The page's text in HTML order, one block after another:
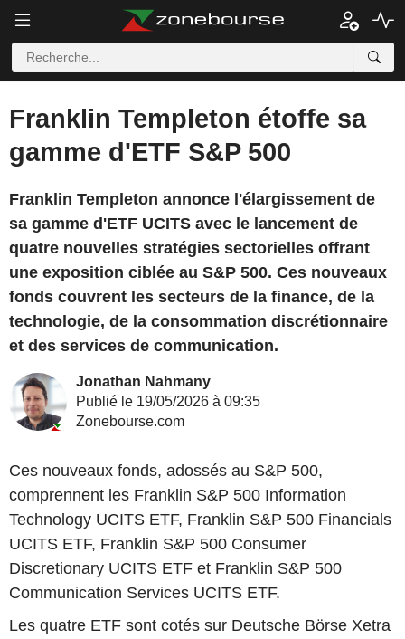
Franklin Templeton étoffe sa
gamme d'ETF S&P 500
Franklin Templeton annonce l'élargissement de
sa gamme d'ETF UCITS avec le lancement de
quatre nouvelles stratégies sectorielles offrant
une exposition ciblée au S&P 500. Ces nouveaux
fonds couvrent les secteurs de la finance, de la
technologie, de la consommation discrétionnaire
et des services de communication.
Jonathan Nahmany
Publié le 19/05/2026 à 09:35
Zonebourse.com
Ces nouveaux fonds, adossés au S&P 500,
comprennent les Franklin S&P 500 Information
Technology UCITS ETF, Franklin S&P 500 Financials
UCITS ETF, Franklin S&P 500 Consumer
Discretionary UCITS ETF et Franklin S&P 500
Communication Services UCITS ETF.
Les quatre ETF sont cotés sur Deutsche Börse Xetra